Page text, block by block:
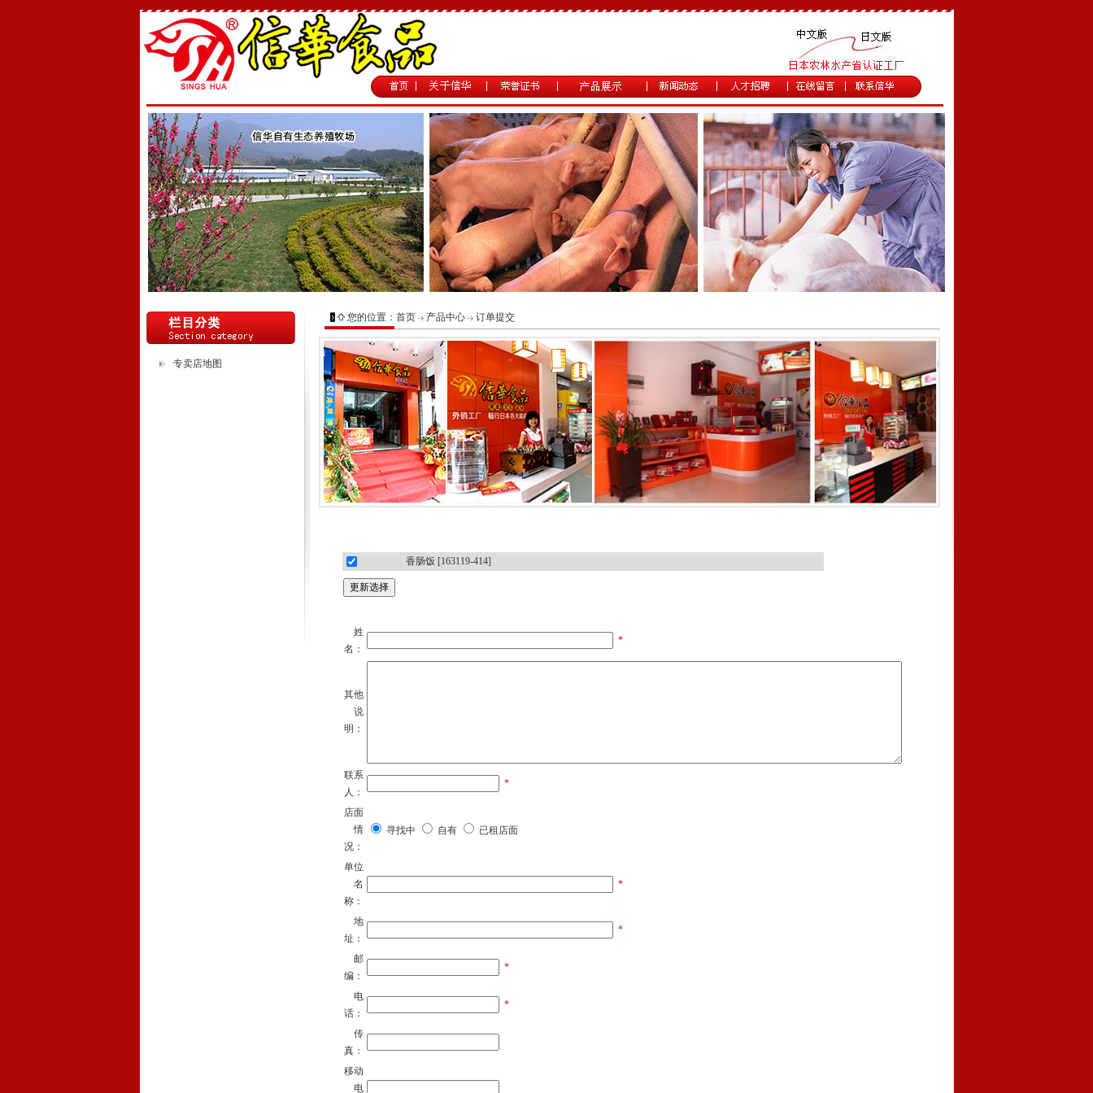
专卖店地图
您的位置： 首页 产品中心 订单提交
香肠饭 [163119-414]
姓
名：
*
其他
说
明：
联系
人：
*
店面
情
况：
寻找中 自有 已租店面
单位
名
称：
*
地
址：
*
邮
编：
*
电
话：
*
传
真：
移动
电